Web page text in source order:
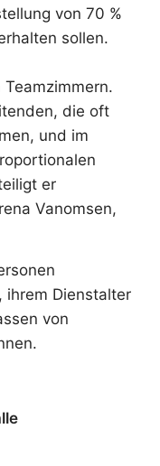
von 70 %
sollen.
die oft
und im
er
Vanomsen,
ihrem Dienstalter
von